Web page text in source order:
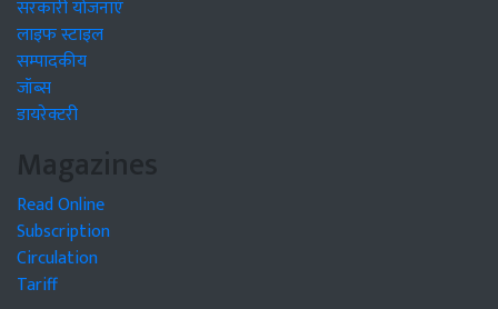
सरकारी योजनाएं
लाइफ स्टाइल
सम्पादकीय
जॉब्स
डायरेक्टरी
Magazines
Read Online
Subscription
Circulation
Tariff